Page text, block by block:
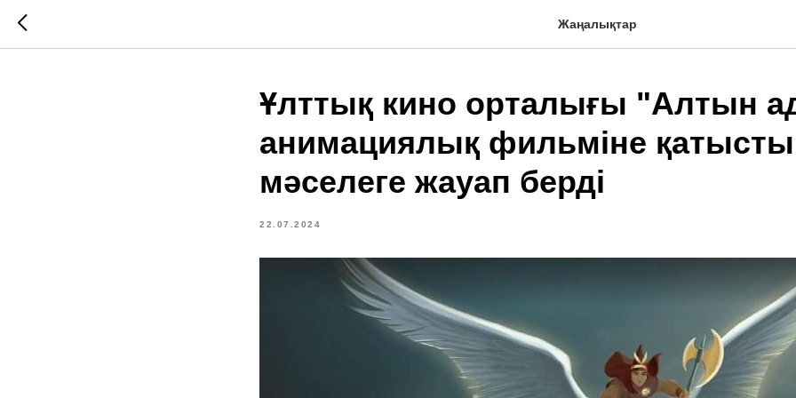
Жаңалықтар
Ұлттық кино орталығы "Алтын
анимациялық фильміне қатысты
мәселеге жауап берді
22.07.2024